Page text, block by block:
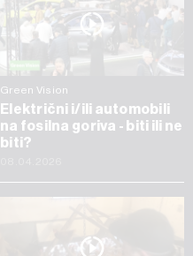
Green Vision
Električni i/ili automobili
na fosilna goriva - biti ili ne
biti?